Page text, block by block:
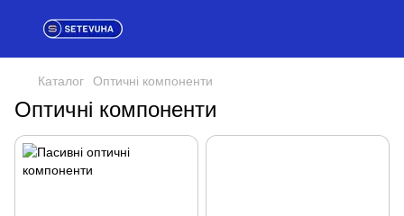
Каталог Оптичні компоненти
Оптичні компоненти